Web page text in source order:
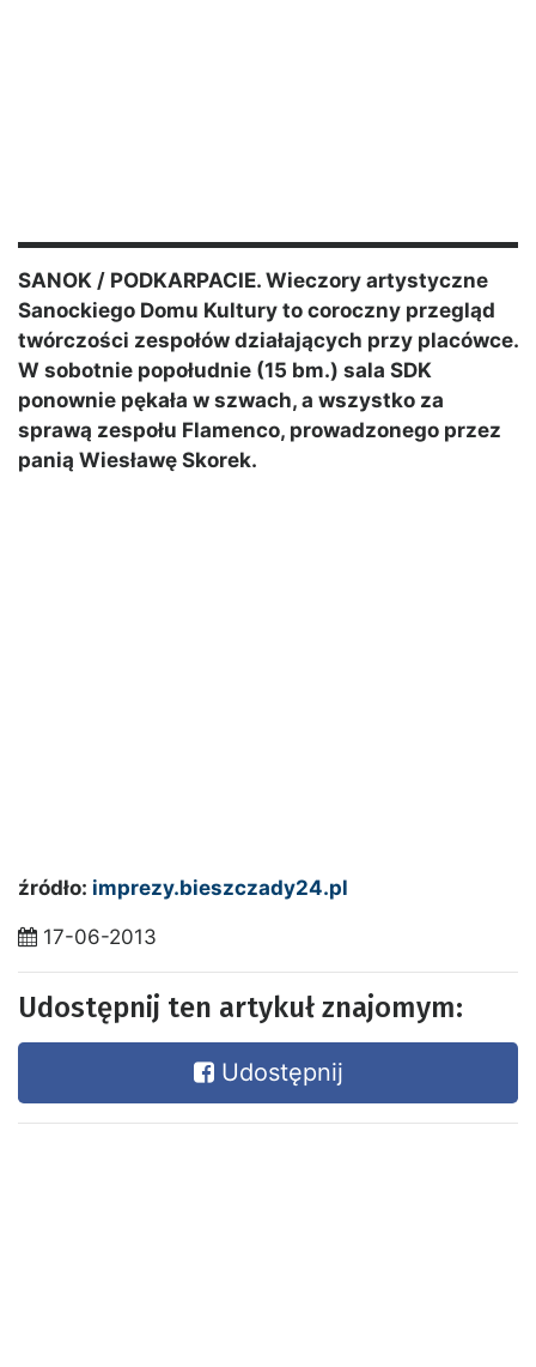
SANOK / PODKARPACIE. Wieczory artystyczne
Sanockiego Domu Kultury to coroczny przegląd
twórczości zespołów działających przy placówce.
W sobotnie popołudnie (15 bm.) sala SDK
ponownie pękała w szwach, a wszystko za
sprawą zespołu Flamenco, prowadzonego przez
panią Wiesławę Skorek.
źródło: imprezy.bieszczady24.pl
17-06-2013
Udostępnij ten artykuł znajomym:
Udostępnij